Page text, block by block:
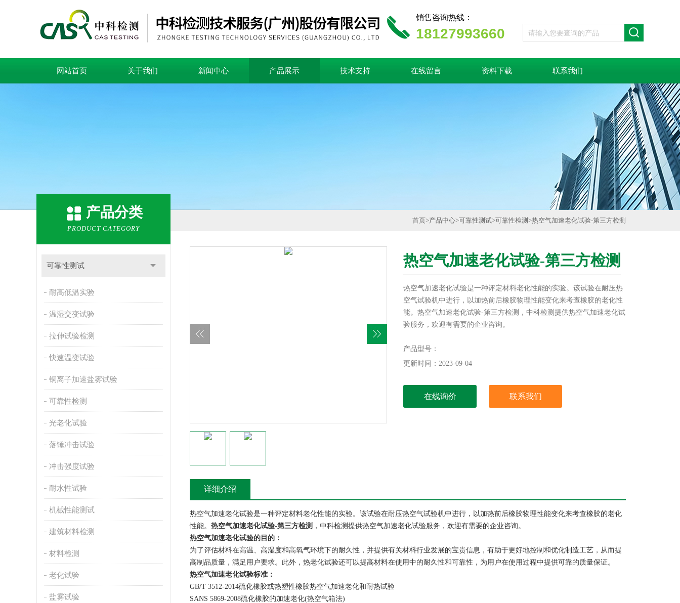
销售咨询热线：
18127993660
网站首页 关于我们 新闻中心 产品展示 技术支持 在线留言 资料下载 联系我们
产品分类
PRODUCT CATEGORY
可靠性测试
耐高低温实验
温湿交变试验
拉伸试验检测
快速温变试验
铜离子加速盐雾试验
可靠性检测
光老化试验
落锤冲击试验
冲击强度试验
耐水性试验
机械性能测试
建筑材料检测
材料检测
老化试验
盐雾试验
首页>产品中心>可靠性测试>可靠性检测 >热空气加速老化试验-第三方检测
热空气加速老化试验-第三方检测
热空气加速老化试验是一种评定材料老化性能的实验。该试验在耐压热
空气试验机中进行，以加热前后橡胶物理性能变化来考查橡胶的老化性
能。热空气加速老化试验-第三方检测，中科检测提供热空气加速老化试
验服务，欢迎有需要的企业咨询。
产品型号：
更新时间：2023-09-04
在线询价 联系我们
详细介绍
热空气加速老化试验是一种评定材料老化性能的实验。该试验在耐压热空气试验机中进行，以加热前后橡胶物理性能变化来考查橡胶的老化
性能。 热空气加速老化试验-第三方检测 ，中科检测提供热空气加速老化试验服务，欢迎有需要的企业咨询。
热空气加速老化试验的目的：
为了评估材料在高温、高湿度和高氧气环境下的耐久性，并提供有关材料行业发展的宝贵信息，有助于更好地控制和优化制造工艺，从而提
高制品质量，满足用户要求。此外，热老化试验还可以提高材料在使用中的耐久性和可靠性，为用户在使用过程中提供可靠的质量保证。
热空气加速老化试验标准：
GB/T 3512-2014硫化橡胶或热塑性橡胶热空气加速老化和耐热试验
SANS 5869-2008硫化橡胶的加速老化(热空气箱法)